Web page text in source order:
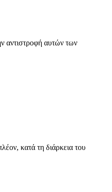
αντιστροφή αυτών των
κατά τη διάρκεια του